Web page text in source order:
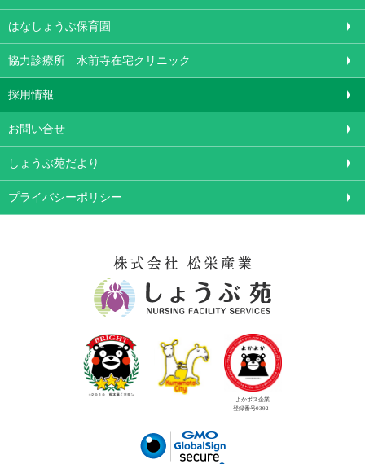
はなしょうぶ保育園
協力診療所 水前寺在宅クリニック
採用情報
お問い合せ
しょうぶ苑だより
プライバシーポリシー